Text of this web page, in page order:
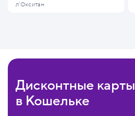
л'Окситан
Дисконтные карты
в Кошельке